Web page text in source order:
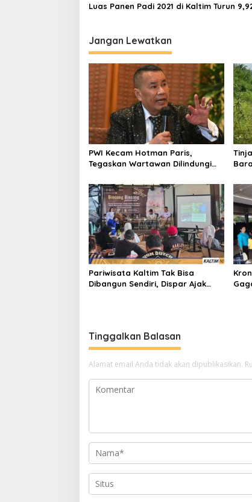
Luas Panen Padi 2021 di Kaltim Turun
Jangan Lewatkan
PWI Kecam Hotman Paris,
Tegaskan Wartawan Dilindungi
Pariwisata Kaltim Tak Bisa
Dibangun Sendiri, Dispar Ajak
Tinggalkan Balasan
Alamat email Anda tidak akan dipublikasikan.